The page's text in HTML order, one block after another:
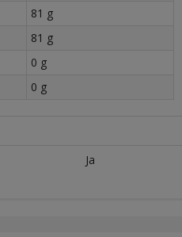
81 g
81 g
0 g
0 g
Ja